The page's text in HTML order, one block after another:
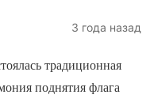
3 года назад
традиционная
поднятия флага